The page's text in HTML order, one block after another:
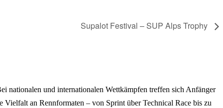
Supalot Festival – SUP Alps Trophy
nationalen und internationalen Wettkämpfen treffen sich Anfänger
Vielfalt an Rennformaten – von Sprint über Technical Race bis zu